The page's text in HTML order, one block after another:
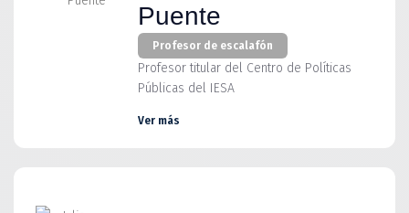
Puente
Profesor de escalafón
Profesor titular del Centro de Políticas
Públicas del IESA
Ver más